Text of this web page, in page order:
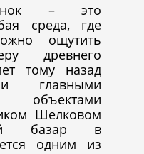
– это
среда, где
ощутить
древнего
тому назад
главными
объектами
Шелковом
базар в
одним из